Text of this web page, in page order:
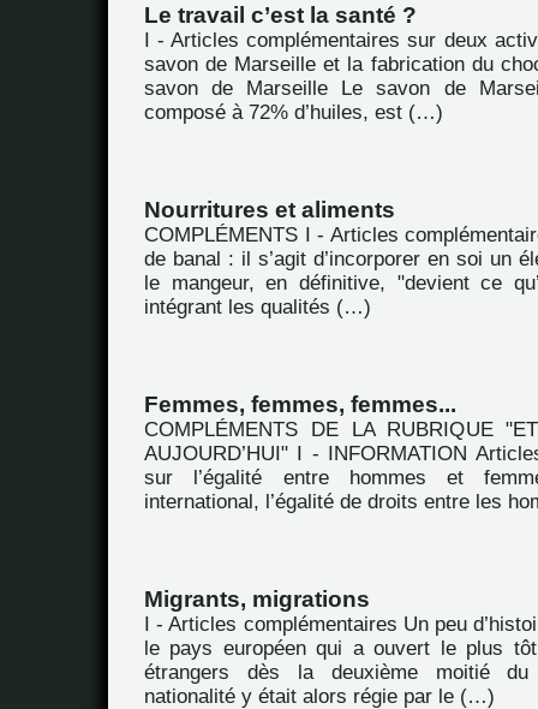
Le travail c’est la santé ?
I - Articles complémentaires sur deux
savon de Marseille et la fabrication du
savon de Marseille Le savon de
composé à 72% d’huiles, est (…)
Nourritures et aliments
COMPLÉMENTS I - Articles
de banal : il s’agit d’incorporer en soi un
le mangeur, en définitive, "devient ce
intégrant les qualités (…)
Femmes, femmes, femmes...
COMPLÉMENTS DE LA RUBRIQUE
AUJOURD’HUI" I - INFORMATION
sur l’égalité entre hommes et
international, l’égalité de droits entre les
Migrants, migrations
I - Articles complémentaires Un peu
le pays européen qui a ouvert le plus
étrangers dès la deuxième moitié
nationalité y était alors régie par le (…)